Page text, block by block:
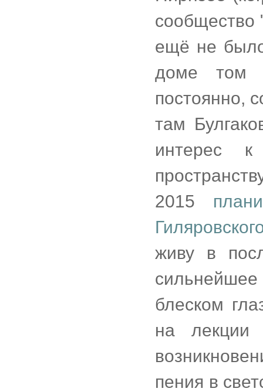
сообщество
ещё не
доме том
постоянно,
там
интерес к
2015
живу в
блеском
на лекции
пения в